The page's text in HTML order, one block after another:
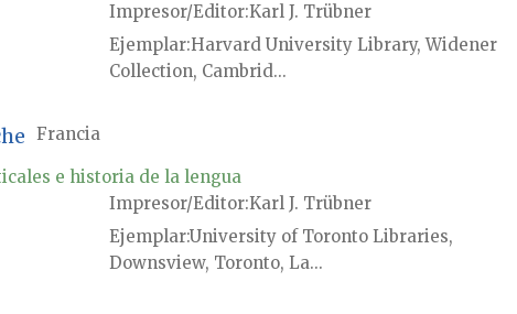
Impresor/Editor Karl J. Trübner
Ejemplar Harvard University Library, Widener
Collection, Cambrid...
Francia
e historia de la lengua
Impresor/Editor Karl J. Trübner
EjemplarUniversity of Toronto Libraries,
Downsview, Toronto, La...